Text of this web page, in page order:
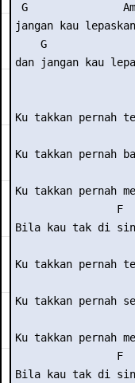
G               Am
jangan kau
G
dan jangan kau
Ku takkan pernah
Ku takkan pernah
Ku takkan pernah
F
Bila kau tak di
Ku takkan pernah
Ku takkan pernah
Ku takkan pernah
F
Bila kau tak di